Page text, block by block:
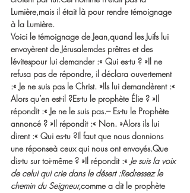
Lumière,mais il était là pour rendre témoignage
à la Lumière.
Voici le témoignage de Jean,quand les Juifs lui
envoyèrent de Jérusalemdes prêtres et des
lévitespour lui demander :« Qui es-tu ? »Il ne
refusa pas de répondre, il déclara ouvertement
:« Je ne suis pas le Christ. »Ils lui demandèrent :«
Alors qu’en est-il ?Es-tu le prophète Élie ? »Il
répondit :« Je ne le suis pas.– Es-tu le Prophète
annoncé ? »Il répondit :« Non. »Alors ils lui
dirent :« Qui es-tu ?Il faut que nous donnions
une réponseà ceux qui nous ont envoyés.Que
dis-tu sur toi-même ? »Il répondit :« Je suis la voix
de celui qui crie dans le désert :Redressez le
chemin du Seigneur,comme a dit le prophète